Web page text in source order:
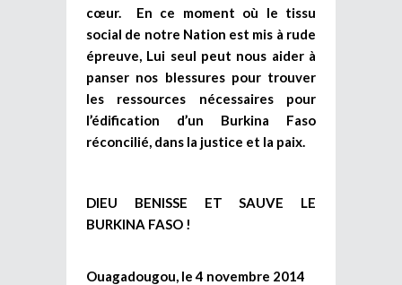
cœur. En ce moment où le tissu
social de notre Nation est mis à rude
épreuve, Lui seul peut nous aider à
panser nos blessures pour trouver
les ressources nécessaires pour
l’édification d’un Burkina Faso
réconcilié, dans la justice et la paix.
DIEU BENISSE ET SAUVE LE
BURKINA FASO !
Ouagadougou, le 4 novembre 2014